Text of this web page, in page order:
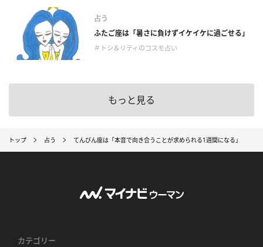
占う
ふたご座は「暑さに負けずイケイケに過ごせる」
＃トシ＆リティのコスモ占い
もっと見る
トップ 占う てんびん座は「本音で向き合うことが求められる1週間になる」
カテゴリー